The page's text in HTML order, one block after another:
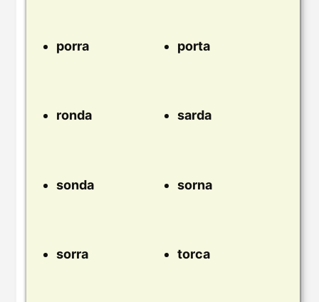
porra porta
ronda sarda
sonda sorna
sorra torca